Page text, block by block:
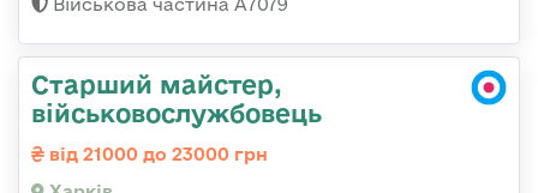
Старший майстер,
військовослужбовець
від 21000 до 23000 грн